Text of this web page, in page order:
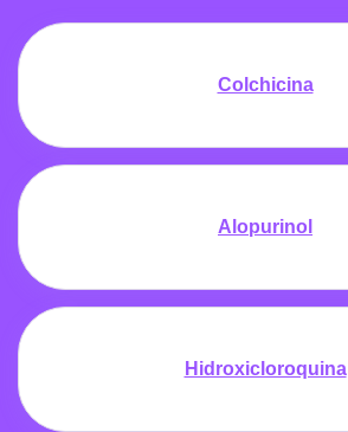
Colchicina
Alopurinol
Hidroxicloroquina